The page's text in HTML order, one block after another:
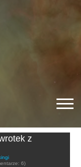
z
6)